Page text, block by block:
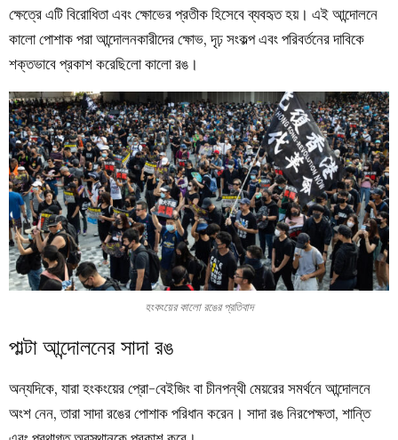
ক্ষেত্রে এটি বিরোধিতা এবং ক্ষোভের প্রতীক হিসেবে ব্যবহৃত হয়। এই আন্দোলনে
কালো পোশাক পরা আন্দোলনকারীদের ক্ষোভ, দৃঢ় সংকল্প এবং পরিবর্তনের দাবিকে
শক্তভাবে প্রকাশ করেছিলো কালো রঙ।
হংকংয়ের কালো রঙের প্রতিবাদ
পাল্টা আন্দোলনের সাদা রঙ
অন্যদিকে, যারা হংকংয়ের প্রো-বেইজিং বা চীনপন্থী মেয়রের সমর্থনে আন্দোলনে
অংশ নেন, তারা সাদা রঙের পোশাক পরিধান করেন। সাদা রঙ নিরপেক্ষতা, শান্তি